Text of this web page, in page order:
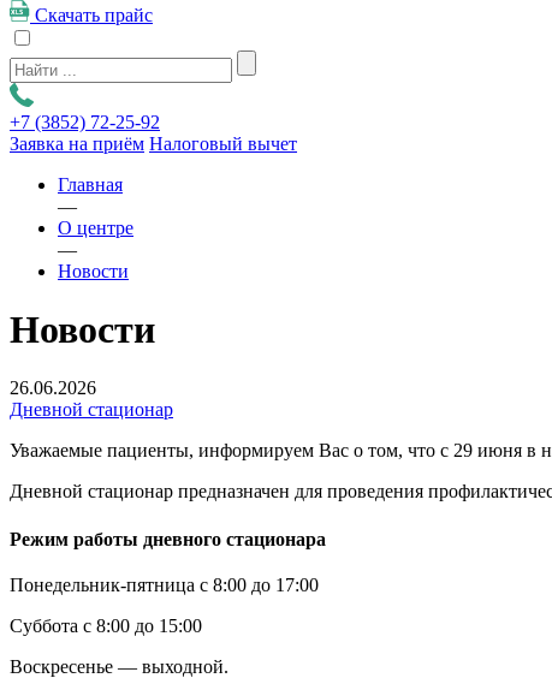
Скачать прайс
+7 (3852) 72-25-92
Заявка на приём Налоговый вычет
Главная
—
О центре
—
Новости
Новости
26.06.2026
Дневной стационар
Уважаемые пациенты, информируем Вас о том, что с 29 июня в
Дневной стационар предназначен для проведения
Режим работы дневного стационара
Понедельник-пятница с 8:00 до 17:00
Суббота с 8:00 до 15:00
Воскресенье — выходной.